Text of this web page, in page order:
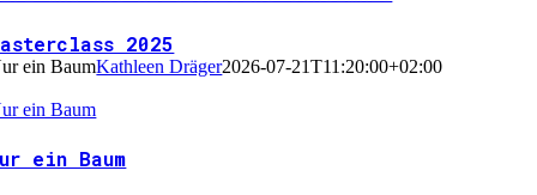
2025
ein BaumKathleen Dräger2026-07-21T11:20:00+02:00
ein Baum
ein Baum